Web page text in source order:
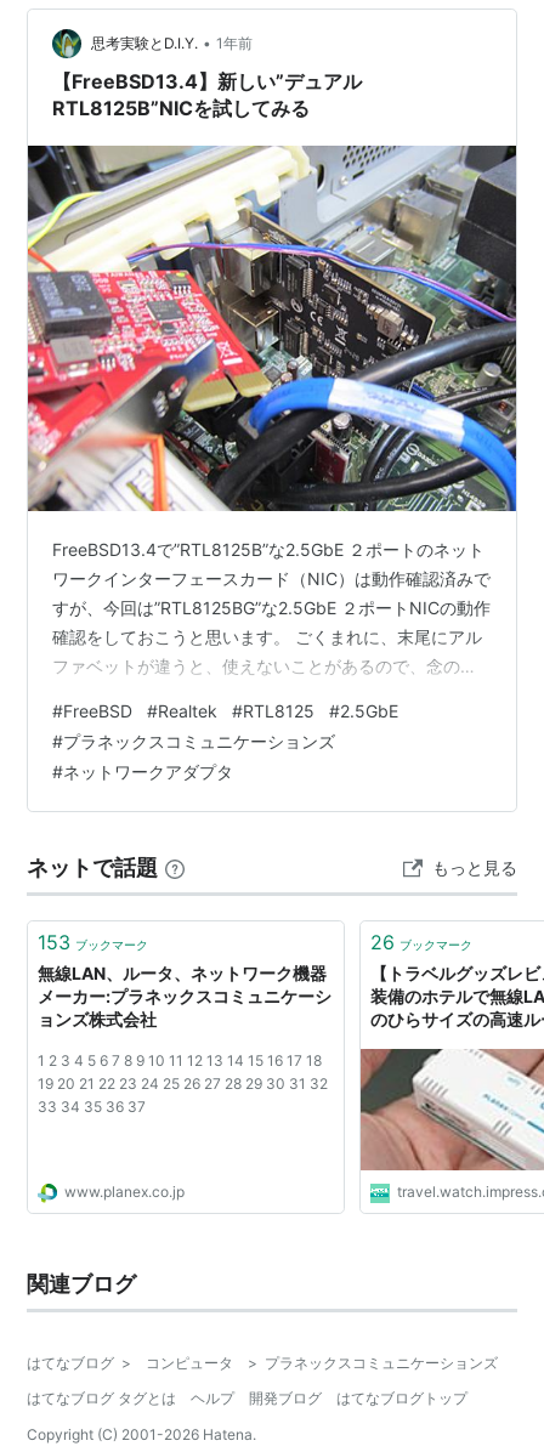
思考実験とD.I.Y. • 1年前
【FreeBSD13.4】新しい”デュアル
RTL8125B”NICを試してみる
FreeBSD13.4で”RTL8125B”な2.5GbE ２ポートのネット
ワークインターフェースカード（NIC）は動作確認済みで
すが、今回は”RTL8125BG”な2.5GbE ２ポートNICの動作
確認をしておこうと思います。 ごくまれに、末尾にアル
ファベットが違うと、使えないことがあるので、念のた
してみる 2. NIC装着と起動確認 (1)NICの装着 (2)dmesg
の確認 3.ネットワーク設定の変更と動作確認
(1)/etc/rc.confの修正 (2)2.5GbEの動作確認 出典・引
用・備考 1. ”デュアルRTL …
#FreeBSD #Realtek #RTL8125 #2.5GbE
#プラネックスコミュニケーションズ
#ネットワークアダプタ
ネットで話題 もっと見る
153 ブックマーク
無線LAN、ルータ、ネットワーク機器
メーカー:プラネックスコミュニケーシ
ョンズ株式会社
1 2 3 4 5 6 7 8 9 10 11 12 13 14 15 16 17 18
19 20 21 22 23 24 25 26 27 28 29 30 31 32
33 34 35 36 37
www.planex.co.jp
26 ブックマーク
【トラベルグッズレ
装備のホテルで無線
のひらサイズの高速
ァイ2 ac」
関連ブログ
はてなブログ > コンピュータ > プラネックスコミュニケーションズ
はてなブログ タグとは
ヘルプ 開発ブログ
はてなブログトップ
Copyright (C) 2001-2026 Hatena.